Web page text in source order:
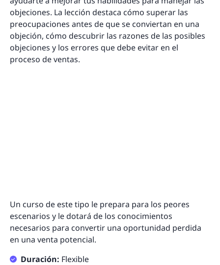
objeciones. La lección destaca cómo superar las
preocupaciones antes de que se conviertan en una
objeción, cómo descubrir las razones de las posibles
objeciones y los errores que debe evitar en el
proceso de ventas.
Un curso de este tipo le prepara para los peores
escenarios y le dotará de los conocimientos
necesarios para convertir una oportunidad perdida
en una venta potencial.
Duración: Flexible